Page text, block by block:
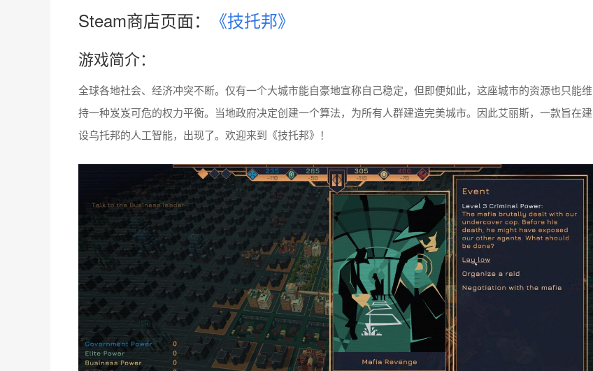
Steam商店页面： 《技托邦》
游戏简介：
全球各地社会、经济冲突不断。仅有一个大城市能自豪地宣称自己稳定，但即便如此，这座城市的资源也只能维
持一种岌岌可危的权力平衡。当地政府决定创建一个算法，为所有人群建造完美城市。因此艾丽斯，一款旨在建
设乌托邦的人工智能，出现了。欢迎来到《技托邦》！